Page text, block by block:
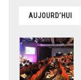
AUJOURD’HUI